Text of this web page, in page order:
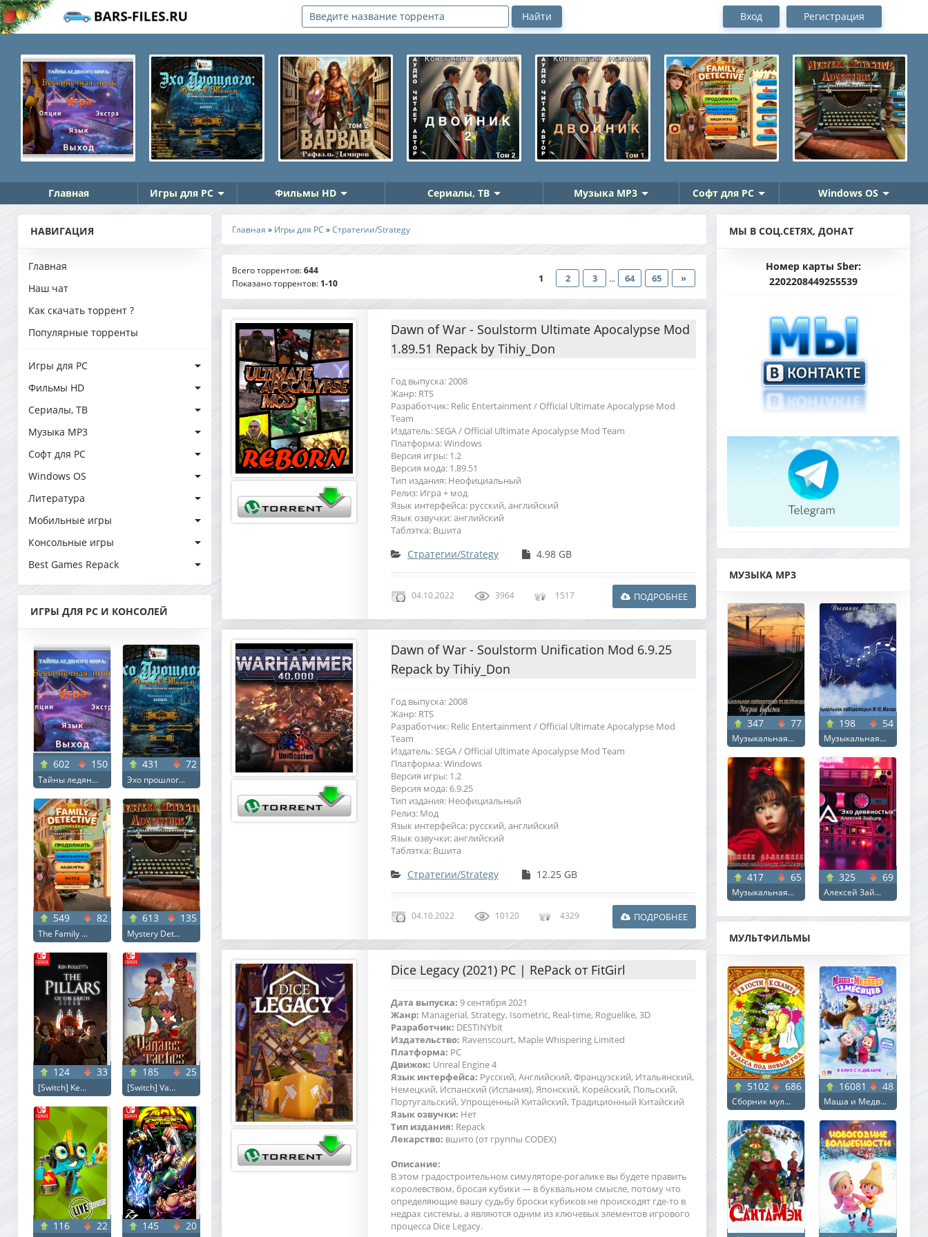
Вход Регистрация
Главная Игры для PC Фильмы HD Сериалы, ТВ Музыка MP3 Софт для PC Windows OS
НАВИГАЦИЯ
Главная
Наш чат
Как скачать торрент ?
Популярные торренты
Игры для PC
Фильмы HD
Сериалы, ТВ
Музыка MP3
Софт для PC
Windows OS
Литература
Мобильные игры
Консольные игры
Best Games Repack
ИГРЫ ДЛЯ PC И КОНСОЛЕЙ
602 150
Тайны ледян...
431 72
Эхо прошлог...
549 82
The Family ...
613 135
Mystery Det...
124 33
[Switch] Ke...
185 25
[Switch] Va...
116 22 145 20
Главная » Игры для PC »Стратегии/Strategy
Всего торрентов:644
Показано торрентов: 1-10 1 2 3 ... 64 65 »
Dawn of War - Soulstorm Ultimate Apocalypse Mod
1.89.51 Repack by Tihiy_Don
Год выпуска: 2008
Жанр: RTS
Разработчик: Relic Entertainment / Official Ultimate Apocalypse Mod
Team
Издатель: SEGA / Official Ultimate Apocalypse Mod Team
Платформа: Windows
Версия игры: 1.2
Версия мода: 1.89.51
Тип издания: Неофициальный
Релиз: Игра + мод
Язык интерфейса: русский, английский
Язык озвучки: английский
Таблэтка: Вшита
Стратегии/Strategy 4.98 GB
04.10.2022 3964 1517 ПОДРОБНЕЕ
Dawn of War - Soulstorm Unification Mod 6.9.25
Repack by Tihiy_Don
Год выпуска: 2008
Жанр: RTS
Разработчик: Relic Entertainment / Official Ultimate Apocalypse Mod
Team
Издатель: SEGA / Official Ultimate Apocalypse Mod Team
Платформа: Windows
Версия игры: 1.2
Версия мода: 6.9.25
Тип издания: Неофициальный
Релиз: Мод
Язык интерфейса: русский, английский
Язык озвучки: английский
Таблэтка: Вшита
Стратегии/Strategy 12.25 GB
04.10.2022 10120 4329 ПОДРОБНЕЕ
Dice Legacy (2021) PC | RePack от FitGirl
Дата выпуска: 9 сентября 2021
Жанр: Managerial, Strategy, Isometric, Real-time, Roguelike, 3D
Разработчик: DESTINYbit
Издательство: Ravenscourt, Maple Whispering Limited
Платформа: PC
Движок: Unreal Engine 4
Язык интерфейса: Русский, Английский, Французский, Итальянский,
Немецкий, Испанский (Испания), Японский, Корейский, Польский,
Португальский, Упрощенный Китайский, Традиционный Китайский
Язык озвучки: Нет
Тип издания: Repack
Лекарство: вшито (от группы CODEX)
Описание:
В этом градостроительном симуляторе-рогалике вы будете править
королевством, бросая кубики — в буквальном смысле, потому что
определяющие вашу судьбу броски кубиков не происходят где-то в
недрах системы, а являются одним из ключевых элементов игрового
процесса Dice Legacy.
МЫ В СОЦ.СЕТЯХ, ДОНАТ
Номер карты Sber:
2202208449255539
МУЗЫКА MP3
347 77
Музыкальная...
198 54
Музыкальная...
417 65
Музыкальная...
325 69
Алексей Зай...
МУЛЬТФИЛЬМЫ
5102 686
Сборник мул...
16081 48
Маша и Медв...